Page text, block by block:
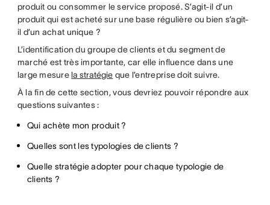
produit ou consommer le service proposé. S’agit-il d’un
produit qui est acheté sur une base régulière ou bien s’agit-
il d’un achat unique ?
L’identification du groupe de clients et du segment de
marché est très importante, car elle influence dans une
large mesure la stratégie que l’entreprise doit suivre.
À la fin de cette section, vous devriez pouvoir répondre aux
questions suivantes :
Qui achète mon produit ?
Quelles sont les typologies de clients ?
Quelle stratégie adopter pour chaque typologie de
clients ?